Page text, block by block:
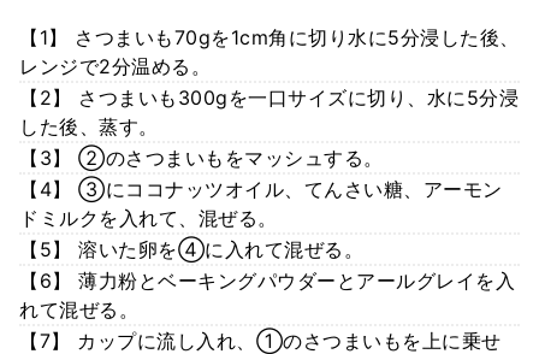
【1】 さつまいも70gを1cm角に切り水に5分浸した後、
レンジで2分温める。
【2】 さつまいも300gを一口サイズに切り、水に5分浸
した後、蒸す。
【3】 ②のさつまいもをマッシュする。
【4】 ③にココナッツオイル、てんさい糖、アーモン
ドミルクを入れて、混ぜる。
【5】 溶いた卵を④に入れて混ぜる。
【6】 薄力粉とベーキングパウダーとアールグレイを入
れて混ぜる。
【7】 カップに流し入れ、①のさつまいもを上に乗せ